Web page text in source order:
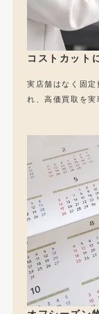
コストカット
実店舗はなく固定
れ、高価買取を実